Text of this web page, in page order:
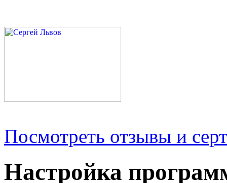
Посмотреть отзывы и
Настройка